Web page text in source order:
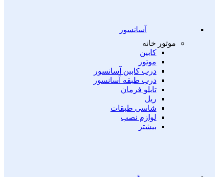
آسانسور
موتور خانه
کابین
موتور
درب کابین آسانسور
درب طبقه آسانسور
تابلو فرمان
ریل
شاسی طبقات
لوازم نصب
بیشتر